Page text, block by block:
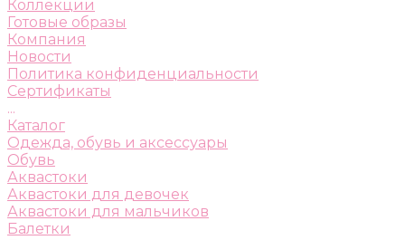
Коллекции
Готовые образы
Компания
Новости
Политика конфиденциальности
Сертификаты
...
Каталог
Одежда, обувь и аксессуары
Обувь
Аквастоки
Аквастоки для девочек
Аквастоки для мальчиков
Балетки